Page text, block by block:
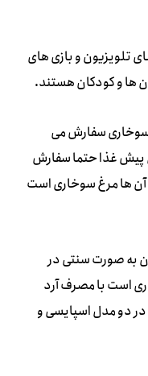
تلویزیون و بازی های
ها و کودکان هستند.
سوخاری سفارش می
پیش غذا حتما سفارش
آن ها مرغ سوخاری است
به صورت سنتی در
است با مصرف آرد
دو مدل اسپایسی و